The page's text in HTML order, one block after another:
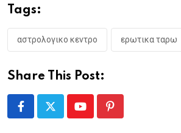
Tags:
αστρολογικο κεντρο ερωτικα ταρω
Share This Post:
YoutubePinterest